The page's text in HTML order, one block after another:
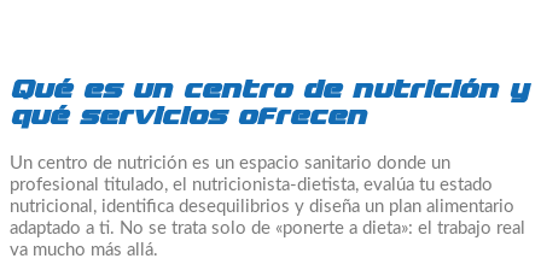
Qué es un centro de nutrición y
qué servicios ofrecen
Un centro de nutrición es un espacio sanitario donde un
profesional titulado, el nutricionista-dietista, evalúa tu estado
nutricional, identifica desequilibrios y diseña un plan alimentario
adaptado a ti. No se trata solo de «ponerte a dieta»: el trabajo real
va mucho más allá.